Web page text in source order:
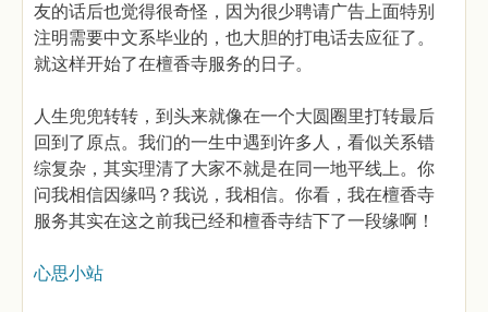
友的话后也觉得很奇怪，因为很少聘请广告上面特别
注明需要中文系毕业的，也大胆的打电话去应征了。
就这样开始了在檀香寺服务的日子。
人生兜兜转转，到头来就像在一个大圆圈里打转最后
回到了原点。我们的一生中遇到许多人，看似关系错
综复杂，其实理清了大家不就是在同一地平线上。你
问我相信因缘吗？我说，我相信。你看，我在檀香寺
服务其实在这之前我已经和檀香寺结下了一段缘啊！
心思小站